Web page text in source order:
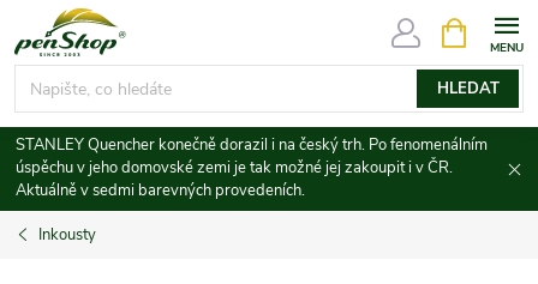
na
obsah
HLEDAT
NÁKUPNÍ
KOŠÍK
STANLEY Quencher konečně dorazil i na český trh. Po fenomenálním
úspěchu v jeho domovské zemi je tak možné jej zakoupit i v ČR.
Aktuálně v sedmi barevných provedeních.
Inkousty